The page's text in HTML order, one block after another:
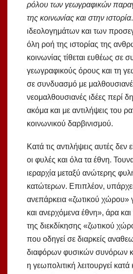
ρόλου των γεωγραφικών
της κοινωνίας και στην ιστορία
ιδεολογημάτων και των
όλη ροή της ιστορίας της
κοινωνίας τίθεται ευθέως σε
γεωγραφικούς όρους και τη
σε συνδυασμό με
νεομαλθουσιανές ιδέες περί
ακόμα και με αντιλήψεις του
κοινωνικού δαρβινισμού.
Κατά τις αντιλήψεις αυτές δεν
οι φυλές και όλα τα έθνη.
ιεραρχία μεταξύ ανώτερης
κατώτερων. Επιπλέον,
ανεπάρκεια «ζωτικού χώρου»
και ανερχόμενα έθνη», άρα
της διεκδίκησης «ζωτικού
που οδηγεί σε διαρκείς
διαφόρων φυσικών συνόρων
η γεωπολιτική λειτουργεί